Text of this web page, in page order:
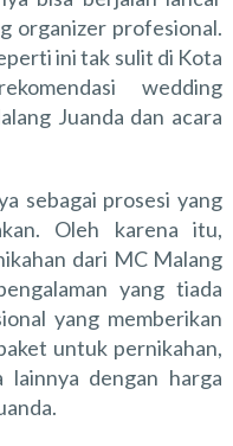
organizer profesional.
ini tak sulit di Kota
rekomendasi wedding
Juanda dan acara
sebagai prosesi yang
Oleh karena itu,
dari MC Malang
yang tiada
yang memberikan
untuk pernikahan,
dengan harga